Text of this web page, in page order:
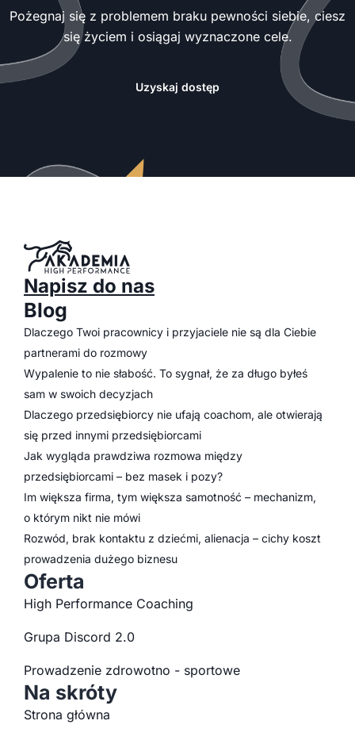
Pożegnaj się z problemem braku pewności siebie, ciesz
się życiem i osiągaj wyznaczone cele.
Uzyskaj dostęp
Napisz do nas
Blog
Dlaczego Twoi pracownicy i przyjaciele nie są dla Ciebie
partnerami do rozmowy
Wypalenie to nie słabość. To sygnał, że za długo byłeś
sam w swoich decyzjach
Dlaczego przedsiębiorcy nie ufają coachom, ale otwierają
się przed innymi przedsiębiorcami
Jak wygląda prawdziwa rozmowa między
przedsiębiorcami – bez masek i pozy?
Im większa firma, tym większa samotność – mechanizm,
o którym nikt nie mówi
Rozwód, brak kontaktu z dziećmi, alienacja – cichy koszt
prowadzenia dużego biznesu
Oferta
High Performance Coaching
Grupa Discord 2.0
Prowadzenie zdrowotno - sportowe
Na skróty
Strona główna